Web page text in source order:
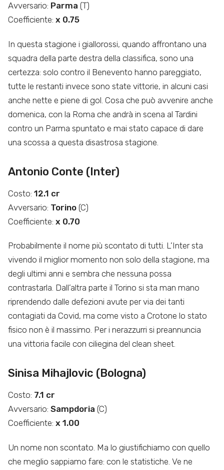
Avversario: Parma (T)
Coefficiente: x 0.75
In questa stagione i giallorossi, quando affrontano una
squadra della parte destra della classifica, sono una
certezza: solo contro il Benevento hanno pareggiato,
tutte le restanti invece sono state vittorie, in alcuni casi
anche nette e piene di gol. Cosa che può avvenire anche
domenica, con la Roma che andrà in scena al Tardini
contro un Parma spuntato e mai stato capace di dare
una scossa a questa disastrosa stagione.
Antonio Conte (Inter)
Costo: 12.1 cr
Avversario: Torino (C)
Coefficiente: x 0.70
Probabilmente il nome più scontato di tutti. L’Inter sta
vivendo il miglior momento non solo della stagione, ma
degli ultimi anni e sembra che nessuna possa
contrastarla. Dall’altra parte il Torino si sta man mano
riprendendo dalle defezioni avute per via dei tanti
contagiati da Covid, ma come visto a Crotone lo stato
fisico non è il massimo. Per i nerazzurri si preannuncia
una vittoria facile con ciliegina del clean sheet.
Sinisa Mihajlovic (Bologna)
Costo: 7.1 cr
Avversario: Sampdoria (C)
Coefficiente: x 1.00
Un nome non scontato. Ma lo giustifichiamo con quello
che meglio sappiamo fare: con le statistiche. Ve ne